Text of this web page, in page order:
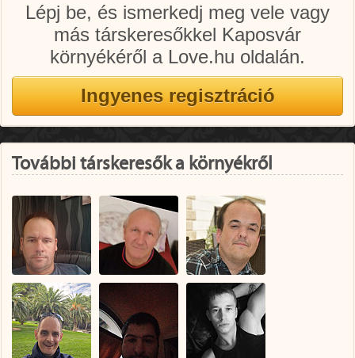
Lépj be, és ismerkedj meg vele vagy
más társkeresőkkel Kaposvár
környékéről a Love.hu oldalán.
További társkeresők a környékről